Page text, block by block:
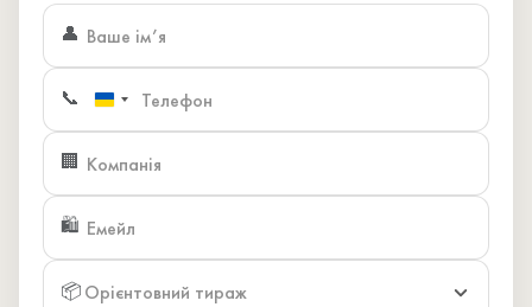
👤
📞
🏢
🛍️
📦 Орієнтовний тираж